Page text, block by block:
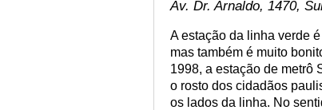
Av. Dr. Arnaldo, 1470,
A estação da linha verde
mas também é muito
1998, a estação de metrô
o rosto dos cidadãos
os lados da linha. No